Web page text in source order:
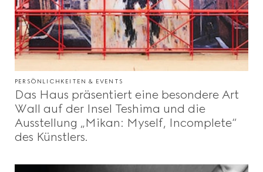
PERSÖNLICHKEITEN & EVENTS
Das Haus präsentiert eine besondere Art
Wall auf der Insel Teshima und die
Ausstellung „Mikan: Myself, Incomplete“
des Künstlers.